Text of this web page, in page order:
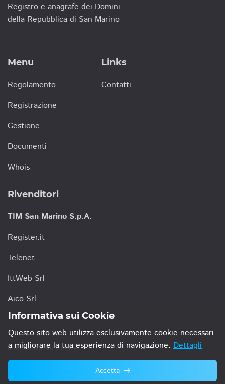
Registro e anagrafe dei Domini
della Repubblica di San Marino
Menu
Regolamento
Registrazione
Gestione
Documenti
Whois
Links
Contatti
Rivenditori
TIM San Marino S.p.A.
Register.it
Telenet
IttWeb Srl
Aico Srl
Informativa sui Cookie
© 2021 TIM San Marino S.p.A.
Informativa sui Cookie
Questo sito web utilizza esclusivamente cookie necessari
a migliorare la tua esperienza di navigazione. Dettagli
Accetta